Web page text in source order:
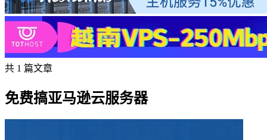
共 1 篇文章
免费搞亚马逊云服务器